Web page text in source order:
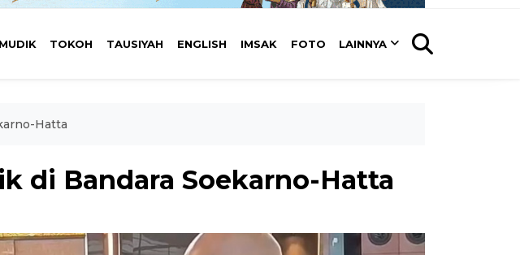
TOKOH TAUSIYAH ENGLISH IMSAK FOTO LAINNYA
Hatta
di Bandara Soekarno-Hatta